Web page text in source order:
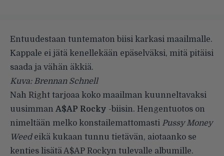
Entuudestaan tuntematon biisi karkasi maailmalle.
Kappale ei jätä kenellekään epäselväksi, mitä pitäisi
saada ja vähän äkkiä.
Kuva: Brennan Schnell
Nah Right tarjoaa koko maailman kuunneltavaksi
uusimman A$AP Rocky -biisin. Hengentuotos on
nimeltään melko konstailemattomasti Pussy Money
Weedeikä kukaan tunnu tietävän, aiotaanko se
kenties lisätä A$AP Rockyn tulevalle albumille.